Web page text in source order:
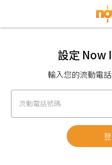
設定 Now
輸入您的流動電
流動電話號碼